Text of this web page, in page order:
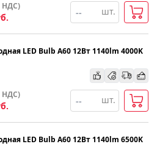
НДС) шт.
LED Bulb A60 12Вт 1140lm 4000K
НДС) шт.
LED Bulb A60 12Вт 1140lm 6500K